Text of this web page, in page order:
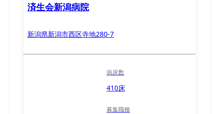
済生会新潟病院
新潟県新潟市西区寺地280-7
病床数
410床
募集職種